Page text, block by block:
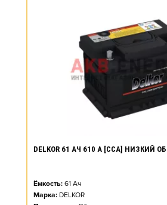
DELKOR 61 АЧ 610 А [CCA] НИЗКИЙ
Ёмкость: 61 Ач
Марка: DELKOR